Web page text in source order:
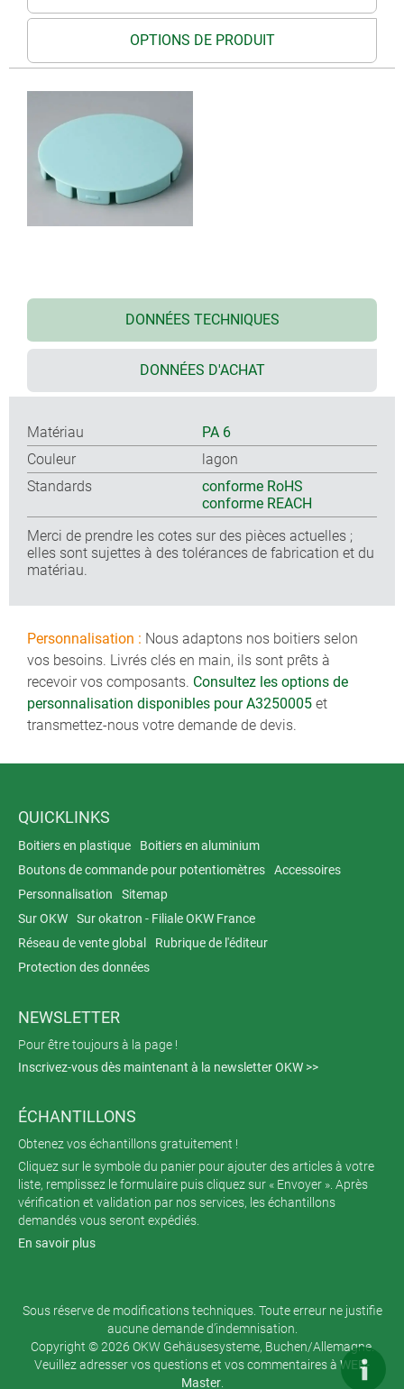
OPTIONS DE PRODUIT
DONNÉES TECHNIQUES
DONNÉES D'ACHAT
Matériau
PA 6
Couleur
lagon
Standards
conforme RoHS
conforme REACH
Merci de prendre les cotes sur des pièces actuelles ;
elles sont sujettes à des tolérances de fabrication et du
matériau.
Personnalisation : Nous adaptons nos boitiers selon
vos besoins. Livrés clés en main, ils sont prêts à
recevoir vos composants. Consultez les options de
personnalisation disponibles pour A3250005 et
transmettez-nous votre demande de devis.
QUICKLINKS
Boitiers en plastique
Boitiers en aluminium
Boutons de commande pour potentiomètres
Accessoires
Personnalisation
Sitemap
Sur OKW
Sur okatron - Filiale OKW France
Réseau de vente global
Rubrique de l'éditeur
Protection des données
NEWSLETTER
Pour être toujours à la page !
Inscrivez-vous dès maintenant à la newsletter OKW >>
ÉCHANTILLONS
Obtenez vos échantillons gratuitement !
Cliquez sur le symbole du panier pour ajouter des articles à votre
liste, remplissez le formulaire puis cliquez sur « Envoyer ». Après
vérification et validation par nos services, les échantillons
demandés vous seront expédiés.
En savoir plus
Sous réserve de modifications techniques. Toute erreur ne justifie
aucune demande d’indemnisation.
Copyright © 2026 OKW Gehäusesysteme, Buchen/Allemagne.
Veuillez adresser vos questions et vos commentaires à WEB-
Master.